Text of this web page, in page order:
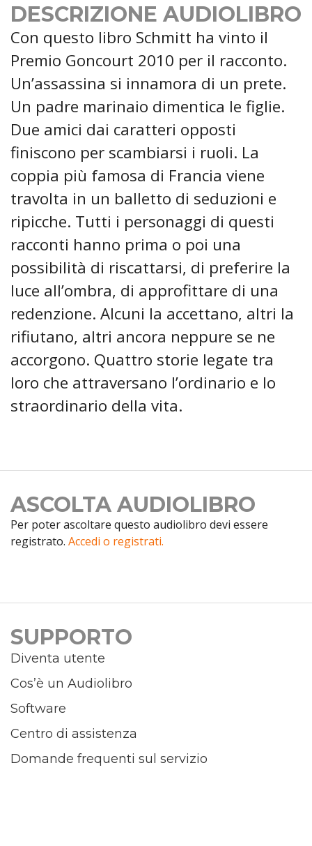
DESCRIZIONE AUDIOLIBRO
Con questo libro Schmitt ha vinto il
Premio Goncourt 2010 per il racconto.
Un’assassina si innamora di un prete.
Un padre marinaio dimentica le figlie.
Due amici dai caratteri opposti
finiscono per scambiarsi i ruoli. La
coppia più famosa di Francia viene
travolta in un balletto di seduzioni e
ripicche. Tutti i personaggi di questi
racconti hanno prima o poi una
possibilità di riscattarsi, di preferire la
luce all’ombra, di approfittare di una
redenzione. Alcuni la accettano, altri la
rifiutano, altri ancora neppure se ne
accorgono. Quattro storie legate tra
loro che attraversano l’ordinario e lo
straordinario della vita.
ASCOLTA AUDIOLIBRO
Per poter ascoltare questo audiolibro devi essere
registrato. Accedi o registrati.
SUPPORTO
Diventa utente
Cos’è un Audiolibro
Software
Centro di assistenza
Domande frequenti sul servizio